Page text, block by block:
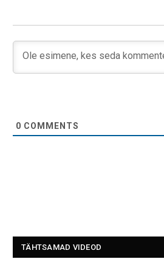
0 COMMENTS
TÄHTSAMAD VIDEOD